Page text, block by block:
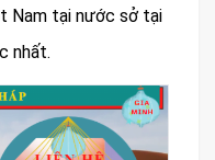
Nam tại nước sở tại
nhất.​